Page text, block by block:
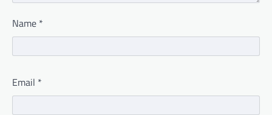
Name *
Email *